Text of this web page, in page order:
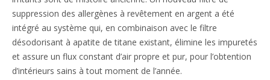
suppression des allergènes à revêtement en argent a été
intégré au système qui, en combinaison avec le filtre
désodorisant à apatite de titane existant, élimine les impuretés
et assure un flux constant d’air propre et pur, pour l’obtention
d’intérieurs sains à tout moment de l’année.